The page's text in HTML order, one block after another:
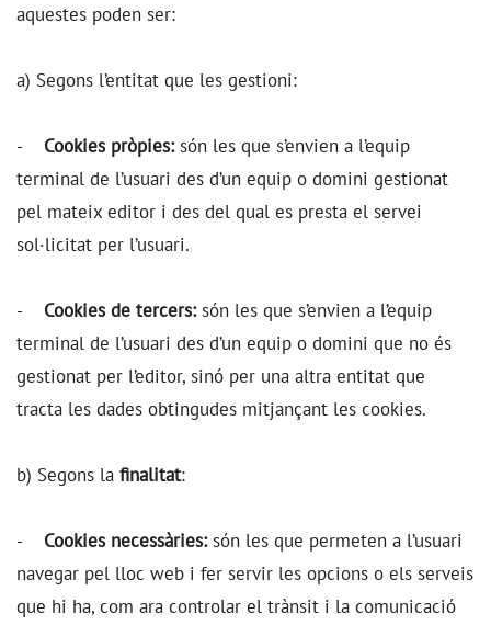
aquestes poden ser:
a) Segons l’entitat que les gestioni:
- Cookies pròpies:són les que s’envien a l’equip
terminal de l’usuari des d’un equip o domini gestionat
pel mateix editor i des del qual es presta el servei
sol·licitat per l’usuari.
- Cookies de tercers:són les que s’envien a l’equip
terminal de l’usuari des d’un equip o domini que no és
gestionat per l’editor, sinó per una altra entitat que
tracta les dades obtingudes mitjançant les cookies.
b) Segons la finalitat:
- Cookies necessàries:són les que permeten a l’usuari
navegar pel lloc web i fer servir les opcions o els serveis
que hi ha, com ara controlar el trànsit i la comunicació